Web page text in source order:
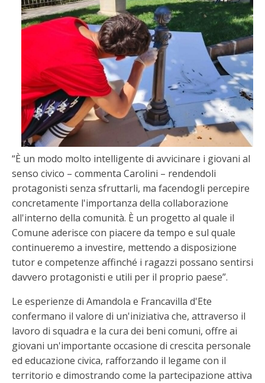
“È un modo molto intelligente di avvicinare i giovani al
senso civico – commenta Carolini – rendendoli
protagonisti senza sfruttarli, ma facendogli percepire
concretamente l'importanza della collaborazione
all'interno della comunità. È un progetto al quale il
Comune aderisce con piacere da tempo e sul quale
continueremo a investire, mettendo a disposizione
tutor e competenze affinché i ragazzi possano sentirsi
davvero protagonisti e utili per il proprio paese”.
Le esperienze di Amandola e Francavilla d'Ete
confermano il valore di un'iniziativa che, attraverso il
lavoro di squadra e la cura dei beni comuni, offre ai
giovani un'importante occasione di crescita personale
ed educazione civica, rafforzando il legame con il
territorio e dimostrando come la partecipazione attiva